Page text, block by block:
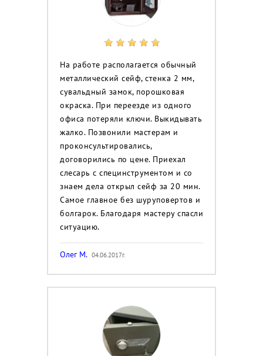
На работе располагается обычный
металлический сейф, стенка 2 мм,
сувальдный замок, порошковая
окраска. При переезде из одного
офиса потеряли ключи. Выкидывать
жалко. Позвонили мастерам и
проконсультировались,
договорились по цене. Приехал
слесарь с специнструментом и со
знаем дела открыл сейф за 20 мин.
Самое главное без шуруповертов и
болгарок. Благодаря мастеру спасли
ситуацию.
Олег М. 04.06.2017г.